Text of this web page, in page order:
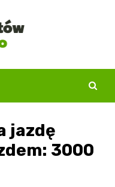
jazdę
3000